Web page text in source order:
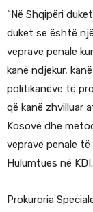
“Në Shqipëri
duket se është
veprave penale
kanë ndjekur,
politikanëve të
që kanë zhvilluar
Kosovë dhe
veprave penale të
Hulumtues në KDI.
Prokuroria